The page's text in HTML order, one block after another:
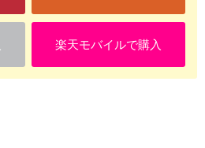
楽天モバイルで購入